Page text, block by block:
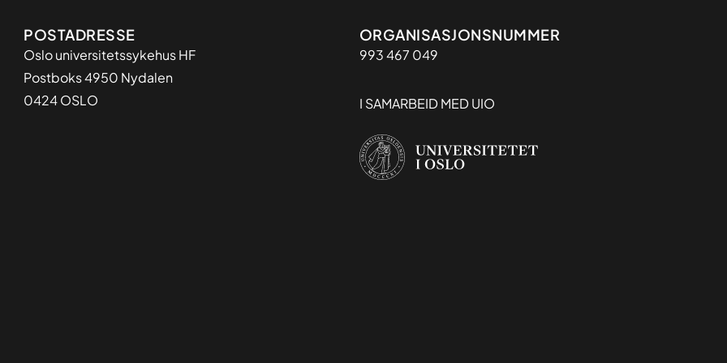
Adresse
POSTADRESSE
Oslo universitetssykehus HF
Postboks 4950 Nydalen
0424 OSLO
Organisasjon
ORGANISASJONSNUMMER
993 467 049
I SAMARBEID MED UIO